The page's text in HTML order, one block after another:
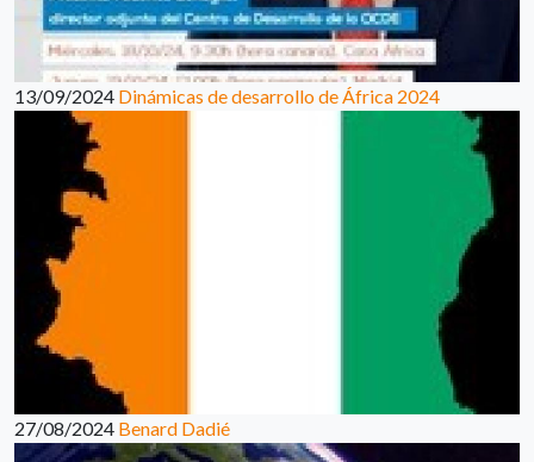
13/09/2024 Dinámicas de desarrollo de África 2024
27/08/2024 Benard Dadié